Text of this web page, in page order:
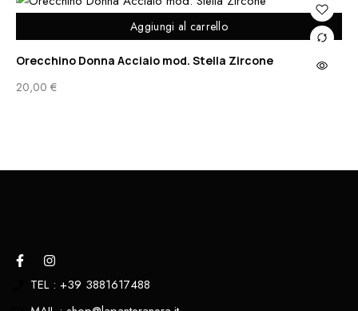
Aggiungi al carrello
Orecchino Donna Acciaio mod. Stella Zircone
20,00 €
TEL : +39 3881617488